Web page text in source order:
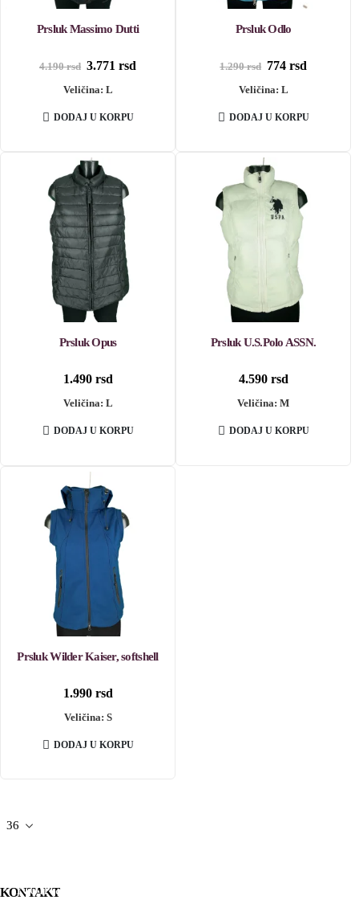
Prsluk Massimo Dutti
4.190rsd Originalna
je
4.190 rsd.
3.771 rsdTrenutna
Veličina: L
DODAJ U KORPU
Prsluk Odlo
1.290rsd Originalna
je
1.290 rsd.
774 rsdTrenutna
Veličina: L
DODAJ U KORPU
Prsluk Opus
1.490 rsd
Veličina: L
DODAJ U KORPU
Prsluk U.S.Polo ASSN.
4.590 rsd
Veličina: M
DODAJ U KORPU
Prsluk Wilder Kaiser, softshell
1.990 rsd
Veličina: S
DODAJ U KORPU
Kontaktirajte nas
KONTAKT